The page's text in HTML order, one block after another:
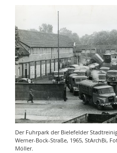
Der Fuhrpark der Bielefelder
Werner-Bock-Straße, 1965, StArchBi,
Möller.